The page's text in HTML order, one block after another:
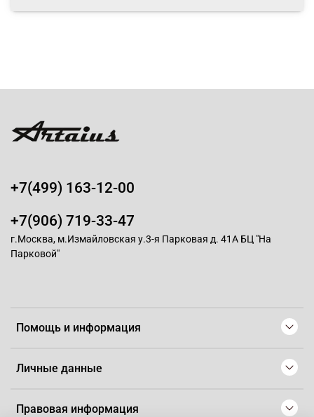
Помощь и информация
Личные данные
Правовая информация
+7(499) 163-12-00
+7(906) 719-33-47
г.Москва, м.Измайловская у.3-я Парковая д. 41А БЦ "На
Парковой"